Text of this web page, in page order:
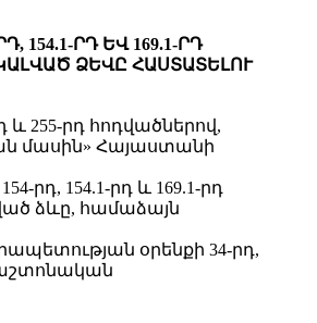
ՐԴ ԵՎ 169.1-ՐԴ
ՁԵՎԸ ՀԱՍՏԱՏԵԼՈՒ
255-րդ հոդվածներով,
մասին» Հայաստանի
154.1-րդ և 169.1-րդ
ձևը, համաձայն
օրենքի 34-րդ,